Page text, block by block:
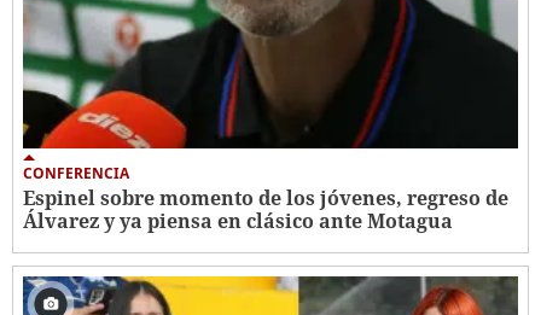
CONFERENCIA
Espinel sobre momento de los jóvenes, regreso de
Álvarez y ya piensa en clásico ante Motagua